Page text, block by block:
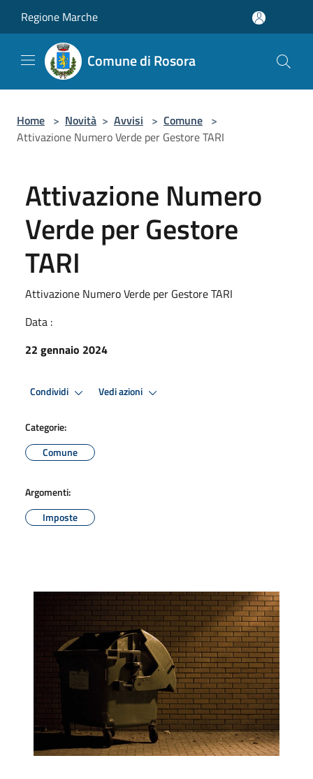
Regione Marche
Comune di Rosora
Home > Novità > Avvisi > Comune >
Attivazione Numero Verde per Gestore TARI
Attivazione Numero
Verde per Gestore
TARI
Attivazione Numero Verde per Gestore TARI
Data :
22 gennaio 2024
Condividi Vedi azioni
Categorie:
Comune
Argomenti:
Imposte